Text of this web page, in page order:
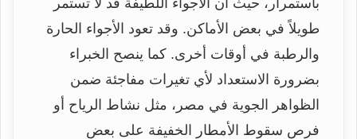
طويلاً في بعض الأماكن. وقد تعود الأجواء الحارة
والرطبة في أوقات أخرى. كما ينصح الخبراء
بضرورة الاستعداد لأي تغيرات مفاجئة ضمن
الظواهر الجوية في مصر، مثل نشاط الرياح أو
فرص سقوط الأمطار الخفيفة على بعض